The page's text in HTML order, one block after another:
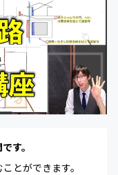
す。
とができます。